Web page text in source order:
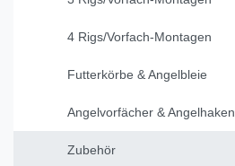
4 Rigs/Vorfach-Montagen
Futterkörbe & Angelbleie
Angelvorfächer & Angelhaken
Zubehör